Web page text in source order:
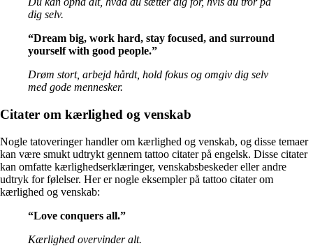
dig selv.
“Dream big, work hard, stay focused, and surround
yourself with good people.”
Drøm stort, arbejd hårdt, hold fokus og omgiv dig selv
med gode mennesker.
Citater om kærlighed og venskab
Nogle tatoveringer handler om kærlighed og venskab, og disse temaer
kan være smukt udtrykt gennem tattoo citater på engelsk. Disse citater
kan omfatte kærlighedserklæringer, venskabsbeskeder eller andre
udtryk for følelser. Her er nogle eksempler på tattoo citater om
kærlighed og venskab:
“Love conquers all.”
Kærlighed overvinder alt.